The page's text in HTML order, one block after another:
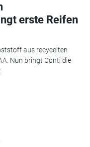
erste Reifen
aus recycelten
Nun bringt Conti die